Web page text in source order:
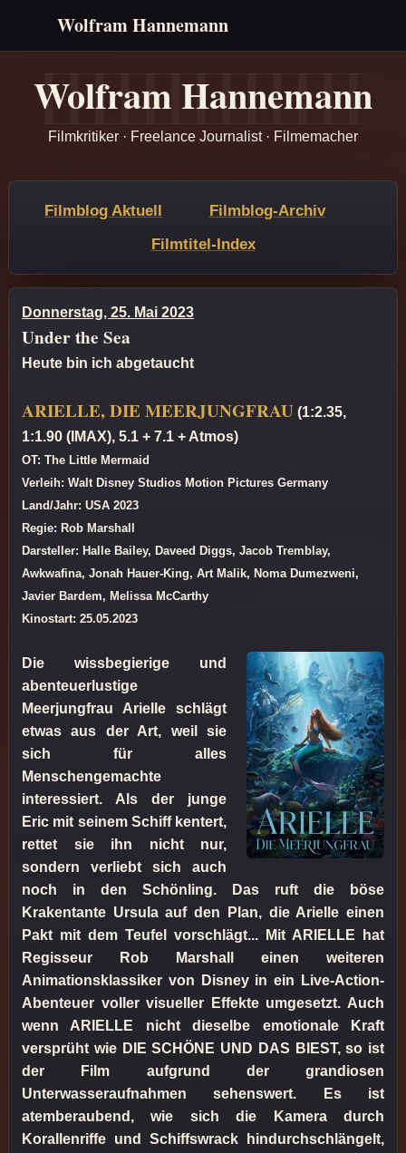
Wolfram Hannemann
Wolfram Hannemann
Filmkritiker · Freelance Journalist · Filmemacher
Filmblog Aktuell
Filmblog-Archiv
Filmtitel-Index
Donnerstag, 25. Mai 2023
Under the Sea
Heute bin ich abgetaucht
ARIELLE, DIE MEERJUNGFRAU (1:2.35,
1:1.90 (IMAX), 5.1 + 7.1 + Atmos)
OT: The Little Mermaid
Verleih: Walt Disney Studios Motion Pictures Germany
Land/Jahr: USA 2023
Regie: Rob Marshall
Darsteller: Halle Bailey, Daveed Diggs, Jacob Tremblay,
Awkwafina, Jonah Hauer-King, Art Malik, Noma Dumezweni,
Javier Bardem, Melissa McCarthy
Kinostart: 25.05.2023
Die wissbegierige und
abenteuerlustige
Meerjungfrau Arielle schlägt
etwas aus der Art, weil sie
sich für alles
Menschengemachte
interessiert. Als der junge
Eric mit seinem Schiff kentert,
rettet sie ihn nicht nur,
sondern verliebt sich auch
noch in den Schönling. Das ruft die böse
Krakentante Ursula auf den Plan, die Arielle einen
Pakt mit dem Teufel vorschlägt... Mit ARIELLE hat
Regisseur Rob Marshall einen weiteren
Animationsklassiker von Disney in ein Live-Action-
Abenteuer voller visueller Effekte umgesetzt. Auch
wenn ARIELLE nicht dieselbe emotionale Kraft
versprüht wie DIE SCHÖNE UND DAS BIEST, so ist
der Film aufgrund der grandiosen
Unterwasseraufnahmen sehenswert. Es ist
atemberaubend, wie sich die Kamera durch
Korallenriffe und Schiffswrack hindurchschlängelt,